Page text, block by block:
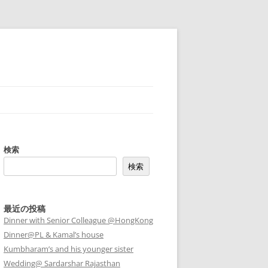
検索
検索
最近の投稿
Dinner with Senior Colleague @HongKong
Dinner@PL & Kamal’s house
Kumbharam’s and his younger sister
Wedding@ Sardarshar Rajasthan